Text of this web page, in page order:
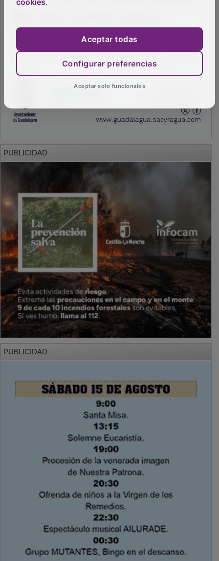
cookies.
Aceptar todas
Configurar preferencias
Aceptar solo funcionales